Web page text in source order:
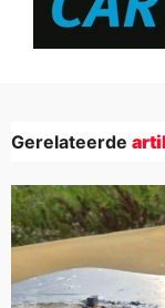
Gerelateerde